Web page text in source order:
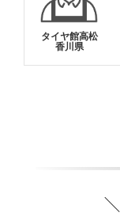
タイヤ館高松
香川県